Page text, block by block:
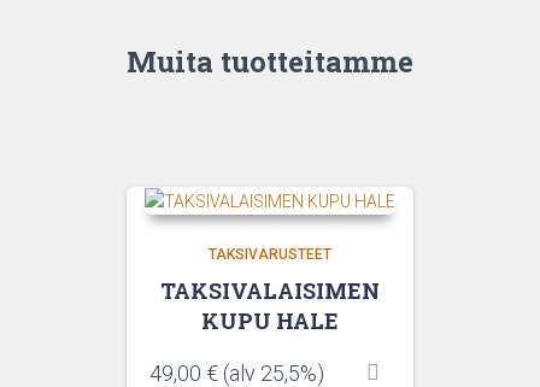
Muita tuotteitamme
TAKSIVARUSTEET
TAKSIVALAISIMEN
KUPU HALE
49,00 € (alv 25,5%)